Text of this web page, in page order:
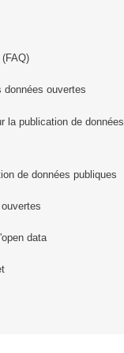
données ouvertes
la publication de données
de données publiques
data